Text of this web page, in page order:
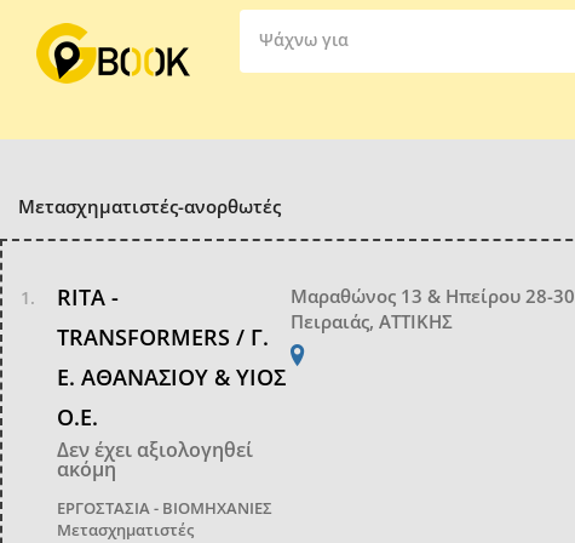
Ψάχνω για
Μετασχηματιστές-ανορθωτές
RITA -
TRANSFORMERS / Γ.
Ε. ΑΘΑΝΑΣΙΟΥ & ΥΙΟΣ
Ο.Ε.
Δεν έχει αξιολογηθεί
ακόμη
ΕΡΓΟΣΤΑΣΙΑ - ΒΙΟΜΗΧΑΝΙΕΣ
Μετασχηματιστές
Μαραθώνος 13 & Ηπείρου 28-30
Πειραιάς, ΑΤΤΙΚΗΣ